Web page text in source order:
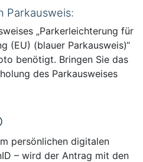
Parkausweis:
„Parkerleichterung für
(EU) (blauer Parkausweis)“
benötigt. Bringen Sie das
des Parkausweises
persönlichen digitalen
– wird der Antrag mit den